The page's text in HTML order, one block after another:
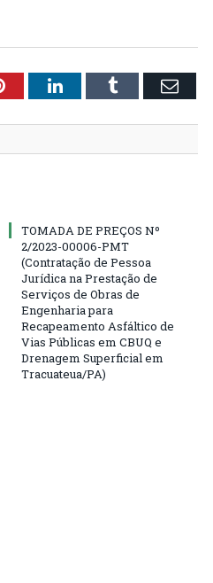
PinterestLinkedInTumblr Email
TOMADA DE PREÇOS Nº
2/2023-00006-PMT
(Contratação de Pessoa
Jurídica na Prestação de
Serviços de Obras de
Engenharia para
Recapeamento Asfáltico de
Vias Públicas em CBUQ e
Drenagem Superficial em
Tracuateua/PA)